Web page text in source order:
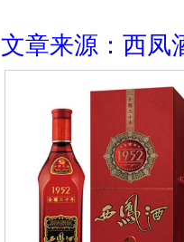
文章来源：西凤